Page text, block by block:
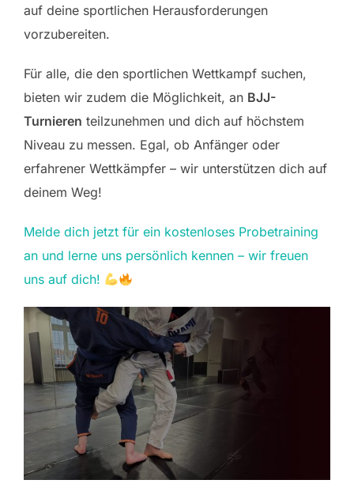
auf deine sportlichen Herausforderungen
vorzubereiten.
Für alle, die den sportlichen Wettkampf suchen,
bieten wir zudem die Möglichkeit, an BJJ-
Turnieren teilzunehmen und dich auf höchstem
Niveau zu messen. Egal, ob Anfänger oder
erfahrener Wettkämpfer – wir unterstützen dich auf
deinem Weg!
Melde dich jetzt für ein kostenloses Probetraining
an und lerne uns persönlich kennen – wir freuen
uns auf dich!